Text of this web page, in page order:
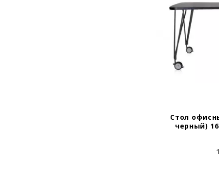
Стол
черный)